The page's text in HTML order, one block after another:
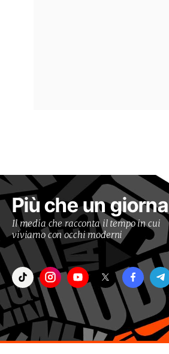
Più che un
Il media che racconta il tempo in cui
viviamo con occhi moderni